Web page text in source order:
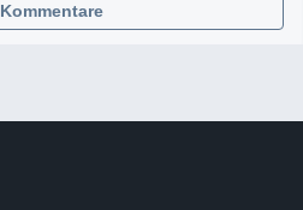
0 Kommentare